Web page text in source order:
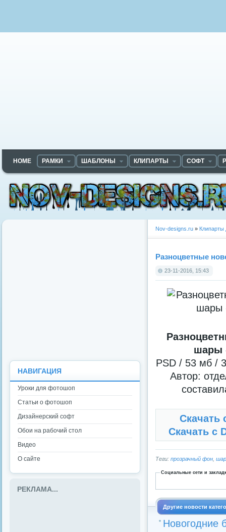
HOME РАМКИ ШАБЛОНЫ КЛИПАРТЫ СОФТ
Nov-designs.ru »
Разноцветные
23-11-2016, 15:43
шары
PSD / 53 мб /
Автор:
Скачать
Скачать с
Теги: прозрачный фон
Социальные сети и
Другие новости
Новогодние
НАВИГАЦИЯ
Уроки для фотошоп
Статьи о фотошоп
Дизайнерский софт
Обои на рабочий стол
Видео
О сайте
РЕКЛАМА...